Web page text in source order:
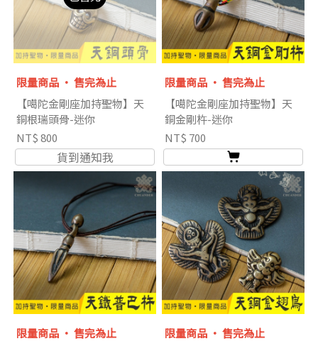
限量商品 ‧ 售完為止
【噶陀金剛座加持聖物】天
銅根瑞頭骨-迷你
NT$ 800
貨到通知我
限量商品 ‧ 售完為止
【噶陀金剛座加持聖物】天
銅金剛杵-迷你
NT$ 700
限量商品 ‧ 售完為止
限量商品 ‧ 售完為止